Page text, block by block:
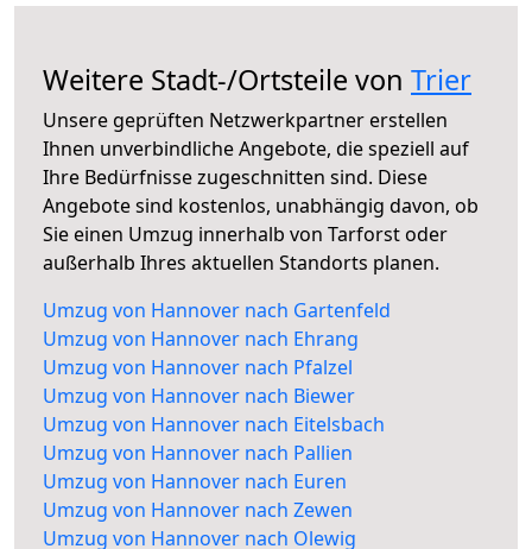
Weitere Stadt-/Ortsteile von Trier
Unsere geprüften Netzwerkpartner erstellen
Ihnen unverbindliche Angebote, die speziell auf
Ihre Bedürfnisse zugeschnitten sind. Diese
Angebote sind kostenlos, unabhängig davon, ob
Sie einen Umzug innerhalb von Tarforst oder
außerhalb Ihres aktuellen Standorts planen.
Umzug von Hannover nach Gartenfeld
Umzug von Hannover nach Ehrang
Umzug von Hannover nach Pfalzel
Umzug von Hannover nach Biewer
Umzug von Hannover nach Eitelsbach
Umzug von Hannover nach Pallien
Umzug von Hannover nach Euren
Umzug von Hannover nach Zewen
Umzug von Hannover nach Olewig